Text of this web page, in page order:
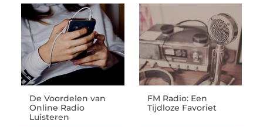
De Voordelen van
Online Radio
Luisteren
FM Radio: Een
Tijdloze Favoriet